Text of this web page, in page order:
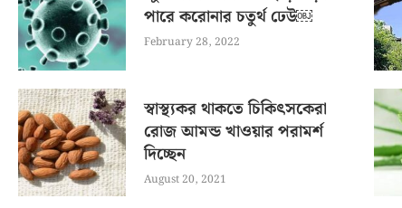
পারে করোনার চতুর্থ ঢেউ￼
February 28, 2022
স্বাস্থ্যকর থাকতে চিকিৎসকেরা
রোজ আমন্ড খাওয়ার পরামর্শ
দিচ্ছেন
August 20, 2021